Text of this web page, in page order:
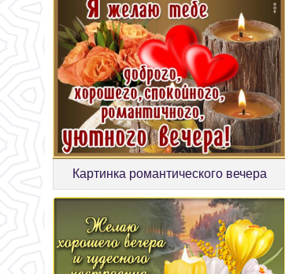
Картинка романтического вечера